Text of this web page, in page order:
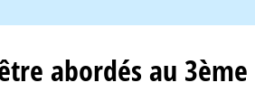
abordés au 3ème